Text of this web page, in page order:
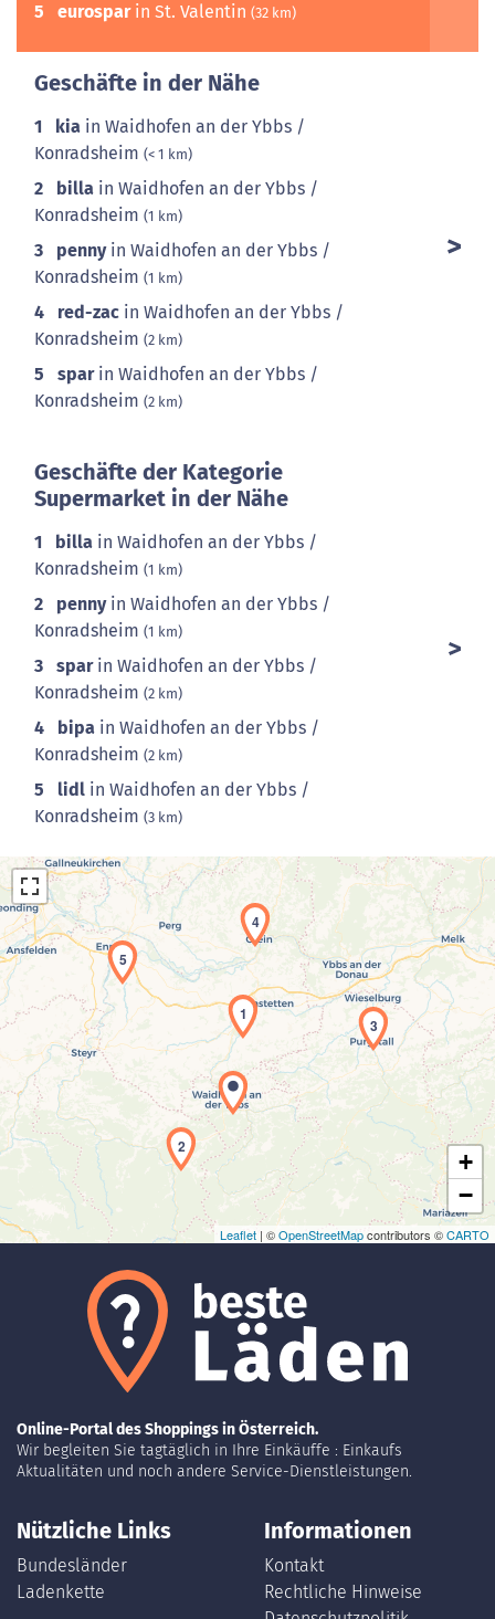
5 eurosparin St. Valentin (32 km)
Geschäfte in der Nähe
1 kia in Waidhofen an der Ybbs /
Konradsheim (< 1 km)
2 billa in Waidhofen an der Ybbs /
Konradsheim (1 km)
3 pennyin Waidhofen an der Ybbs /
Konradsheim (1 km)
4 red-zac in Waidhofen an der Ybbs /
Konradsheim (2 km)
5 sparin Waidhofen an der Ybbs /
Konradsheim (2 km)
Geschäfte der Kategorie
Supermarket in der Nähe
1 billa in Waidhofen an der Ybbs /
Konradsheim (1 km)
2 pennyin Waidhofen an der Ybbs /
Konradsheim (1 km)
3 sparin Waidhofen an der Ybbs /
Konradsheim (2 km)
4 bipa in Waidhofen an der Ybbs /
Konradsheim (2 km)
5 lidl in Waidhofen an der Ybbs /
Konradsheim (3 km)
Laden der Karte...
1
2
3
4
5
+
−
Leaflet | ©OpenStreetMapcontributors ©CARTO
Online-Portal des Shoppings in Österreich.
Wir begleiten Sie tagtäglich in Ihre Einkäuffe : Einkaufs
Aktualitäten und noch andere Service-Dienstleistungen.
Nützliche Links
Bundesländer
Ladenkette
Informationen
Kontakt
Rechtliche Hinweise